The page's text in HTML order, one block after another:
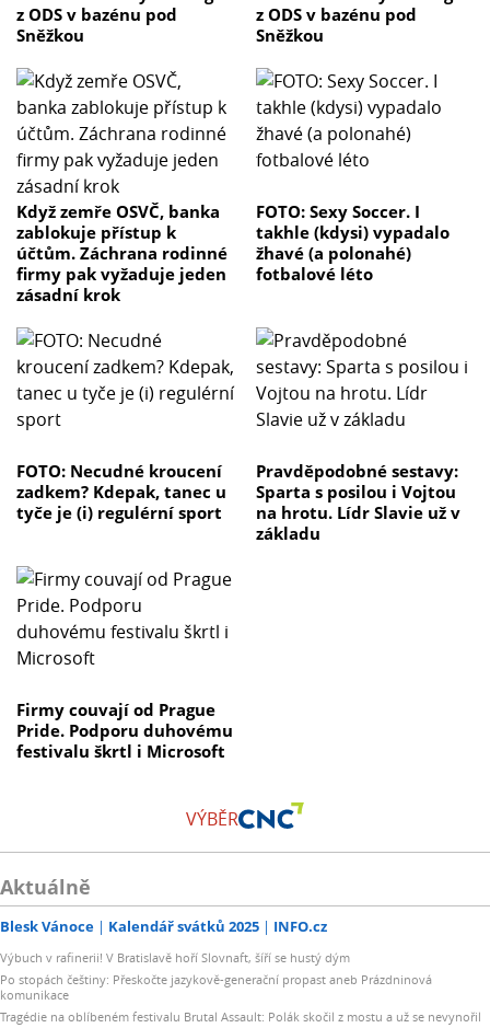
z ODS v bazénu pod
Sněžkou
z ODS v bazénu pod
Sněžkou
Když zemře OSVČ, banka
zablokuje přístup k
účtům. Záchrana rodinné
firmy pak vyžaduje jeden
zásadní krok
FOTO: Sexy Soccer. I
takhle (kdysi) vypadalo
žhavé (a polonahé)
fotbalové léto
FOTO: Necudné kroucení
zadkem? Kdepak, tanec u
tyče je (i) regulérní sport
Pravděpodobné sestavy:
Sparta s posilou i Vojtou
na hrotu. Lídr Slavie už v
základu
Firmy couvají od Prague
Pride. Podporu duhovému
festivalu škrtl i Microsoft
VÝBĚR
Aktuálně
Blesk Vánoce Kalendář svátků 2025 INFO.cz
Výbuch v rafinerii! V Bratislavě hoří Slovnaft, šíří se hustý dým
Po stopách češtiny: Přeskočte jazykově-generační propast aneb Prázdninová
komunikace
Tragédie na oblíbeném festivalu Brutal Assault: Polák skočil z mostu a už se nevynořil